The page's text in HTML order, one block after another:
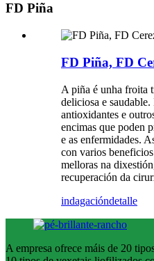
FD Piña
FD Piña, FD
A piña é unha froita
deliciosa e
antioxidantes e
encimas que poden
e as enfermidades.
con varios
melloras na
recuperación da
indagacióndetalle
A empresa ofrece máis de 20